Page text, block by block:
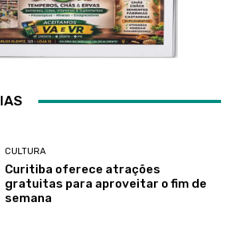
CULTURA
Curitiba oferece atrações
gratuitas para aproveitar o fim de
semana